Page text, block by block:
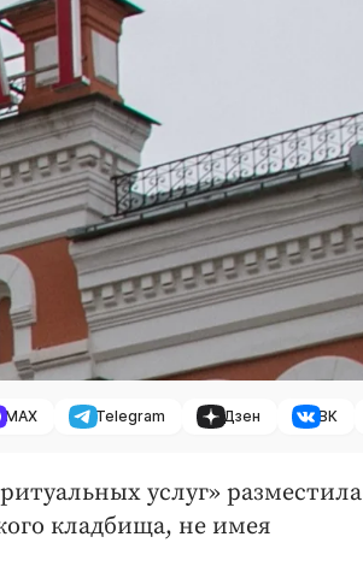
MAX Telegram Дзен ВК
услуг» разместила
кладбища, не имея